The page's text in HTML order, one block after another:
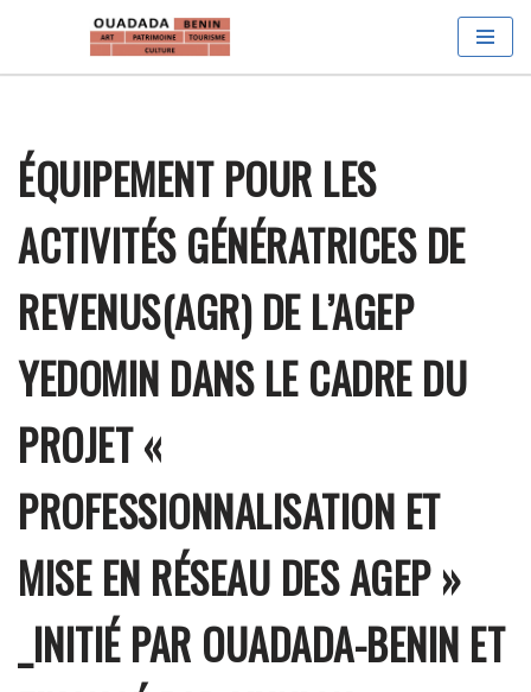
ÉQUIPEMENT POUR LES
ACTIVITÉS GÉNÉRATRICES DE
REVENUS(AGR) DE L’AGEP
YEDOMIN DANS LE CADRE DU
PROJET «
PROFESSIONNALISATION ET
MISE EN RÉSEAU DES AGEP »
_INITIÉ PAR OUADADA-BENIN ET